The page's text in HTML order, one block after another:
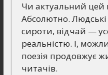
Чи актуальний цей
Абсолютно.
сироти, відчай —
реальністю. І,
поезія продовжує
читачів.